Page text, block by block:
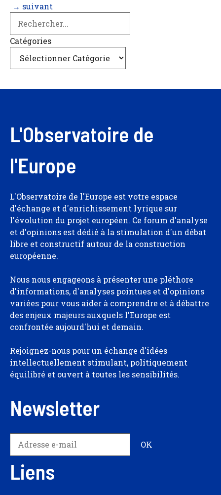
→ suivant
Catégories
L'Observatoire de
l'Europe
L'Observatoire de l'Europe est votre espace
d'échange et d'enrichissement lyrique sur
l'évolution du projet européen. Ce forum d'analyse
et d'opinions est dédié à la stimulation d'un débat
libre et constructif autour de la construction
européenne.
Nous nous engageons à présenter une pléthore
d'informations, d'analyses pointues et d'opinions
variées pour vous aider à comprendre et à débattre
des enjeux majeurs auxquels l'Europe est
confrontée aujourd'hui et demain.
Rejoignez-nous pour un échange d'idées
intellectuellement stimulant, politiquement
équilibré et ouvert à toutes les sensibilités.
Newsletter
Liens